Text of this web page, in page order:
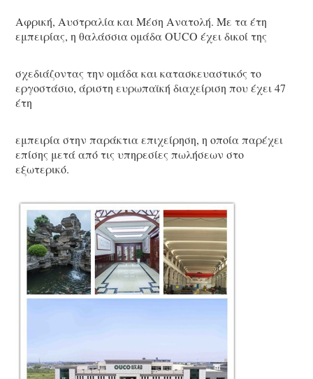
Αφρική, Αυστραλία και Μέση Ανατολή. Με τα έτη
εμπειρίας, η θαλάσσια ομάδα OUCO έχει δικοί της
σχεδιάζοντας την ομάδα και κατασκευαστικός το
εργοστάσιο, άριστη ευρωπαϊκή διαχείριση που έχει 47
έτη
εμπειρία στην παράκτια επιχείρηση, η οποία παρέχει
επίσης μετά από τις υπηρεσίες πωλήσεων στο
εξωτερικό.